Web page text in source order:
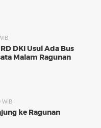
DKI Usul Ada Bus
Malam Ragunan
WIB
ke Ragunan